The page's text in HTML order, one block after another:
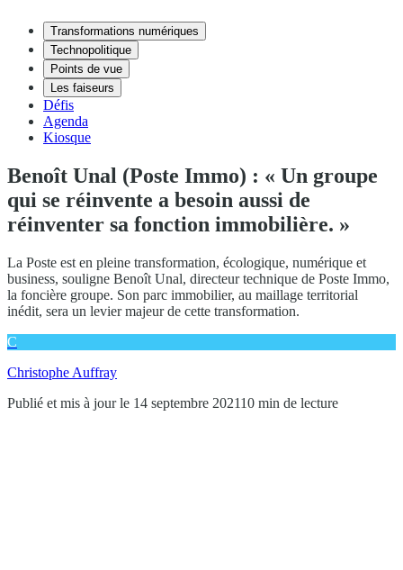
Transformations numériques
Technopolitique
Points de vue
Les faiseurs
Défis
Agenda
Kiosque
Benoît Unal (Poste Immo) : « Un groupe
qui se réinvente a besoin aussi de
réinventer sa fonction immobilière. »
La Poste est en pleine transformation, écologique, numérique et
business, souligne Benoît Unal, directeur technique de Poste Immo,
la foncière groupe. Son parc immobilier, au maillage territorial
inédit, sera un levier majeur de cette transformation.
C
Christophe Auffray
Publié et mis à jour le 14 septembre 202110 min de lecture